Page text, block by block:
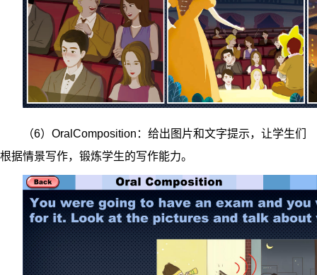
（6）OralComposition：给出图片和文字提示，让学生们
根据情景写作，锻炼学生的写作能力。